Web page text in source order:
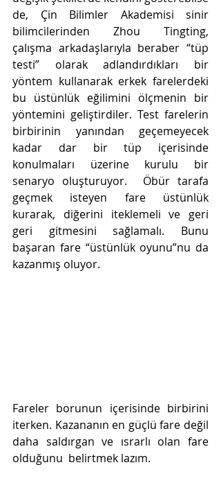
de, Çin Bilimler Akademisi sinir
bilimcilerinden Zhou Tingting,
çalışma arkadaşlarıyla beraber “tüp
testi” olarak adlandırdıkları bir
yöntem kullanarak erkek farelerdeki
bu üstünlük eğilimini ölçmenin bir
yöntemini geliştirdiler. Test farelerin
birbirinin yanından geçemeyecek
kadar dar bir tüp içerisinde
konulmaları üzerine kurulu bir
senaryo oluşturuyor.  Öbür tarafa
geçmek isteyen fare üstünlük
kurarak, diğerini iteklemeli ve geri
geri gitmesini sağlamalı. Bunu
başaran fare “üstünlük oyunu”nu da
kazanmış oluyor.
Fareler borunun içerisinde birbirini
iterken. Kazananın en güçlü fare değil
daha saldırgan ve ısrarlı olan fare
olduğunu  belirtmek lazım.